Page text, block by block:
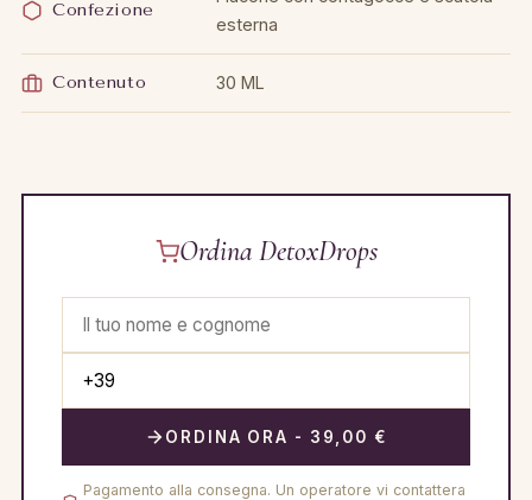
Confezione
esterna
Contenuto 30 ML
Ordina DetoxDrops
ORDINA ORA - 39,00 €
Pagamento alla consegna. Un operatore vi contattera